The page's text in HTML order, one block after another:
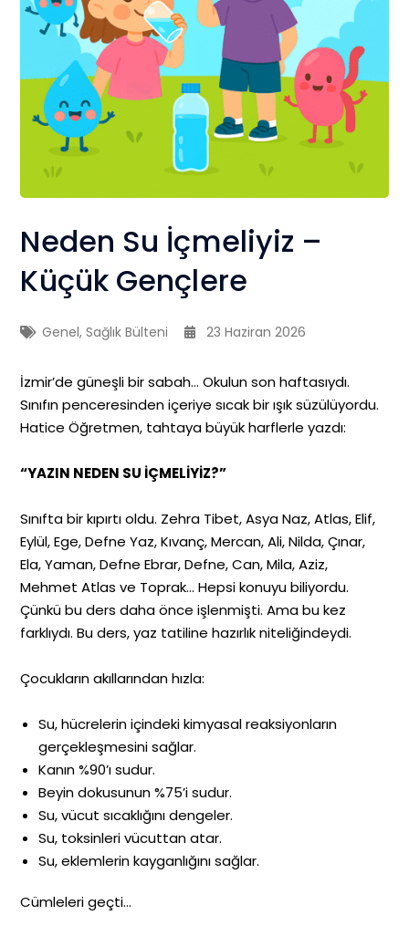
Neden Su İçmeliyiz –
Küçük Gençlere
Genel,Sağlık Bülteni 23 Haziran 2026
İzmir’de güneşli bir sabah… Okulun son haftasıydı.
Sınıfın penceresinden içeriye sıcak bir ışık süzülüyordu.
Hatice Öğretmen, tahtaya büyük harflerle yazdı:
“YAZIN NEDEN SU İÇMELİYİZ?”
Sınıfta bir kıpırtı oldu. Zehra Tibet, Asya Naz, Atlas, Elif,
Eylül, Ege, Defne Yaz, Kıvanç, Mercan, Ali, Nilda, Çınar,
Ela, Yaman, Defne Ebrar, Defne, Can, Mila, Aziz,
Mehmet Atlas ve Toprak… Hepsi konuyu biliyordu.
Çünkü bu ders daha önce işlenmişti. Ama bu kez
farklıydı. Bu ders, yaz tatiline hazırlık niteliğindeydi.
Çocukların akıllarından hızla:
Su, hücrelerin içindeki kimyasal reaksiyonların
gerçekleşmesini sağlar.
Kanın %90’ı sudur.
Beyin dokusunun %75’i sudur.
Su, vücut sıcaklığını dengeler.
Su, toksinleri vücuttan atar.
Su, eklemlerin kayganlığını sağlar.
Cümleleri geçti…